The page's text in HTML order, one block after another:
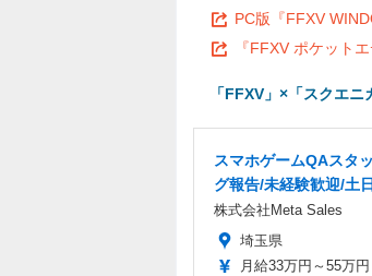
PC版『FFXV
『FFXV ポケット
「FFXV」×「スクエ
スマホゲームQAスタ
グ報告/未経験歓迎/土
株式会社Meta Sales
埼玉県
月給33万円～55万円